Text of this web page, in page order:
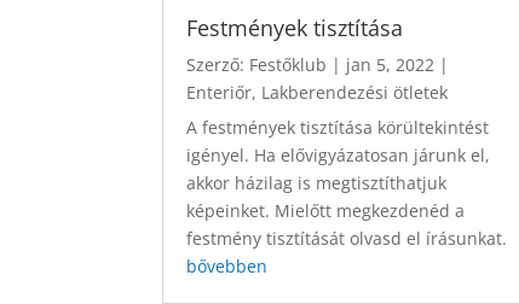
Festmények tisztítása
Szerző: Festőklub | jan 5, 2022 |
Enteriőr, Lakberendezési ötletek
A festmények tisztítása körültekintést
igényel. Ha elővigyázatosan járunk el,
akkor házilag is megtisztíthatjuk
képeinket. Mielőtt megkezdenéd a
festmény tisztítását olvasd el írásunkat.
bővebben